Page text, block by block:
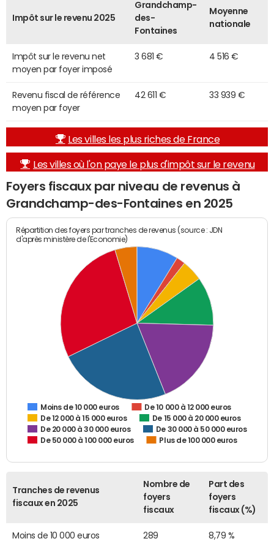
Impôt sur le revenu 2025
Grandchamp-
des-
Fontaines
Moyenne
nationale
Impôt sur le revenu net
moyen par foyer imposé
3 681 € 4 516 €
Revenu fiscal de référence
moyen par foyer
42 611 € 33 939 €
Les villes les plus riches de France
Les villes où l'on paye le plus d'impôt sur le revenu
Foyers fiscaux par niveau de revenus à
Grandchamp-des-Fontaines en 2025
Répartition des foyers par tranches de revenus (source : JDN
d'après ministère de l'Economie)
Moins de 10 000 euros
De 10 000 à 12 000 euros
De 12 000 à 15 000 euros
De 15 000 à 20 000 euros
De 20 000 à 30 000 euros
De 30 000 à 50 000 euros
De 50 000 à 100 000 euros
Plus de 100 000 euros
Tranches de revenus
fiscaux en 2025
Nombre de
foyers
fiscaux
Part des
foyers
fiscaux (%)
Moins de 10 000 euros 289 8,79 %